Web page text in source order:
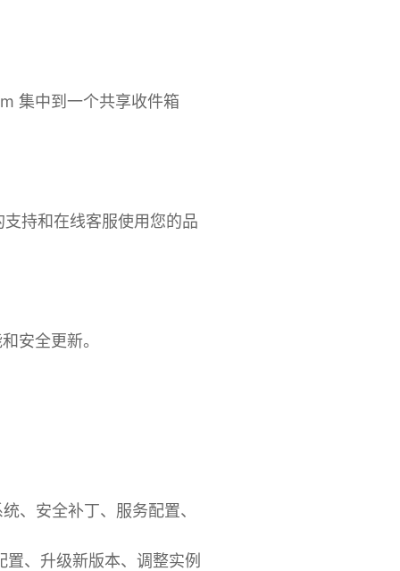
集中到一个共享收件箱
持和在线客服使用您的品
安全更新。
、安全补丁、服务配置、
、升级新版本、调整实例